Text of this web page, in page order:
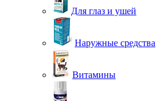
Для глаз и ушей
Наружные средства
Витамины